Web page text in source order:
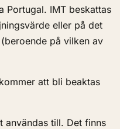
Portugal. IMT beskattas
eller på det
på vilken av
att bli beaktas
användas till. Det finns